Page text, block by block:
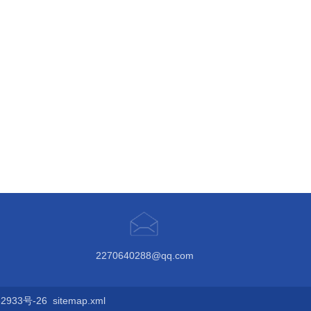
2270640288@qq.com
号-26 sitemap.xml